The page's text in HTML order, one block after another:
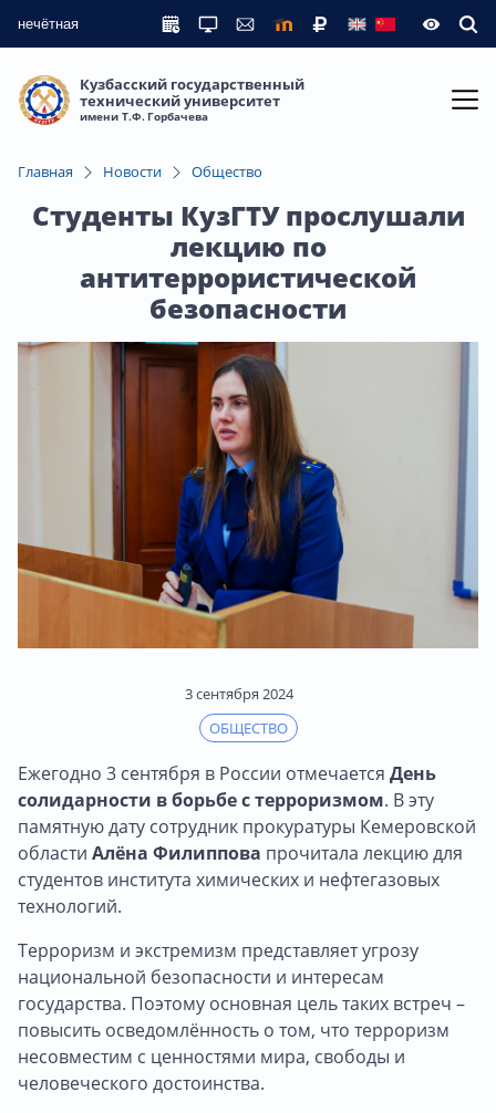
нечётная
Кузбасский государственный
технический университет
имени Т.Ф. Горбачева
Главная Новости Общество
Студенты КузГТУ прослушали
лекцию по
антитеррористической
безопасности
3 сентября 2024
ОБЩЕСТВО
Ежегодно 3 сентября в России отмечается День
солидарности в борьбе с терроризмом. В эту
памятную дату сотрудник прокуратуры Кемеровской
области Алёна Филиппова прочитала лекцию для
студентов института химических и нефтегазовых
технологий.
Терроризм и экстремизм представляет угрозу
национальной безопасности и интересам
государства. Поэтому основная цель таких встреч –
повысить осведомлённость о том, что терроризм
несовместим с ценностями мира, свободы и
человеческого достоинства.